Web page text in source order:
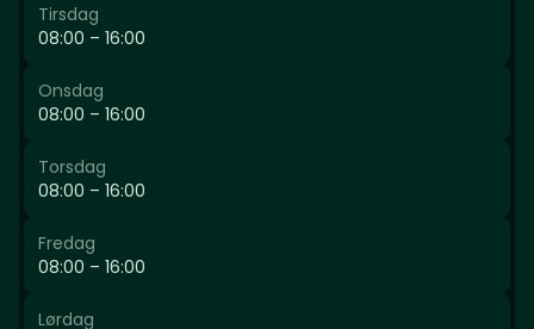
Tirsdag
08:00 – 16:00
Onsdag
08:00 – 16:00
Torsdag
08:00 – 16:00
Fredag
08:00 – 16:00
Lørdag